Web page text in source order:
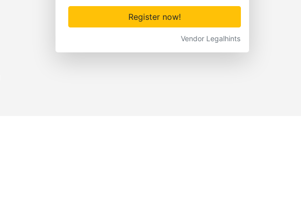
Register now!
Vendor Legalhints